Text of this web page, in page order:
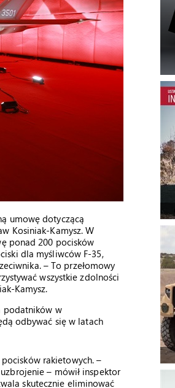
umowę dotyczącą
Kosiniak-Kamysz. W
ponad 200 pocisków
dla myśliwców F-35,
– To przełomowy
wszystkie zdolności
Kamysz.
podatników w
odbywać się w latach
rakietowych. –
– mówił inspektor
skutecznie eliminować